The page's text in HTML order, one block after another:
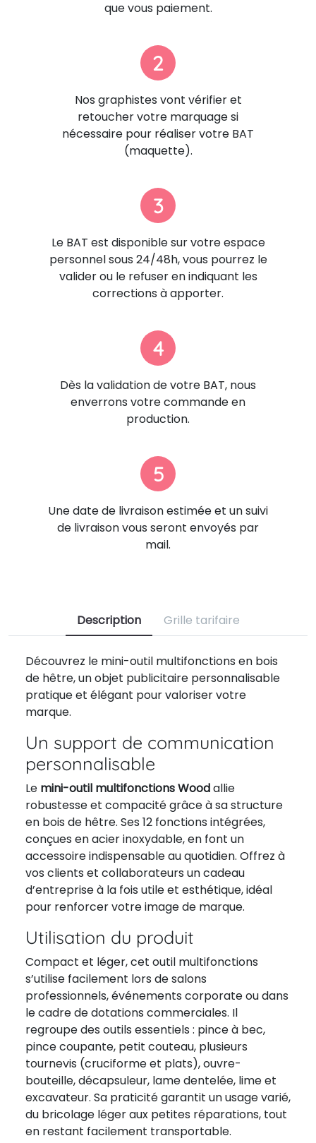
que vous paiement.
2
Nos graphistes vont vérifier et
retoucher votre marquage si
nécessaire pour réaliser votre BAT
(maquette).
3
Le BAT est disponible sur votre espace
personnel sous 24/48h, vous pourrez le
valider ou le refuser en indiquant les
corrections à apporter.
4
Dès la validation de votre BAT, nous
enverrons votre commande en
production.
5
Une date de livraison estimée et un suivi
de livraison vous seront envoyés par
mail.
Description Grille tarifaire
Découvrez le mini-outil multifonctions en bois
de hêtre, un objet publicitaire personnalisable
pratique et élégant pour valoriser votre
marque.
Un support de communication
personnalisable
Le mini-outil multifonctions Woodallie
robustesse et compacité grâce à sa structure
en bois de hêtre. Ses 12 fonctions intégrées,
conçues en acier inoxydable, en font un
accessoire indispensable au quotidien. Offrez à
vos clients et collaborateurs un cadeau
d’entreprise à la fois utile et esthétique, idéal
pour renforcer votre image de marque.
Utilisation du produit
Compact et léger, cet outil multifonctions
s’utilise facilement lors de salons
professionnels, événements corporate ou dans
le cadre de dotations commerciales. Il
regroupe des outils essentiels : pince à bec,
pince coupante, petit couteau, plusieurs
tournevis (cruciforme et plats), ouvre-
bouteille, décapsuleur, lame dentelée, lime et
excavateur. Sa praticité garantit un usage varié,
du bricolage léger aux petites réparations, tout
en restant facilement transportable.